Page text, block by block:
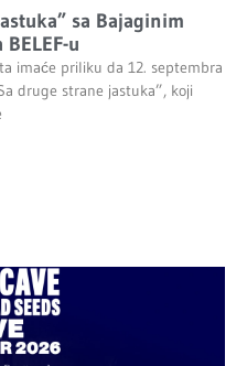
sa Bajaginim
u
imaće priliku da 12. septembra
druge strane jastuka”, koji